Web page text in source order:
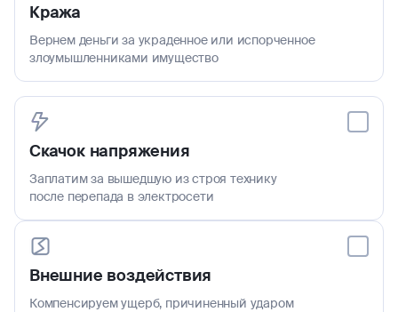
Кража
Вернем деньги за украденное или испорченное
злоумышленниками имущество
Скачок напряжения
Заплатим за вышедшую из строя технику
после перепада в электросети
Внешние воздействия
Компенсируем ущерб, причиненный ударом